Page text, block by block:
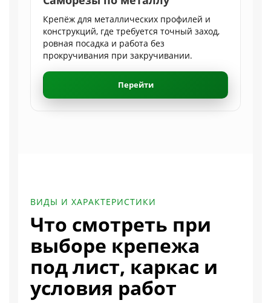
Крепёж для металлических профилей и
конструкций, где требуется точный заход,
ровная посадка и работа без
прокручивания при закручивании.
Перейти
ВИДЫ И ХАРАКТЕРИСТИКИ
Что смотреть при
выборе крепежа
под лист, каркас и
условия работ